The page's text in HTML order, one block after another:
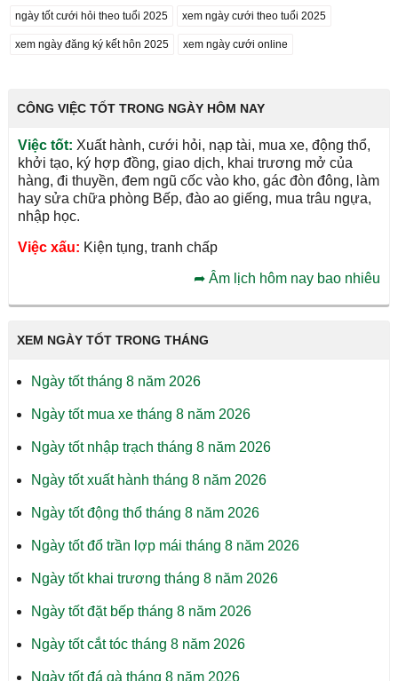
ngày tốt cưới hỏi theo tuổi 2025 xem ngày cưới theo tuổi 2025
xem ngày đăng ký kết hôn 2025 xem ngày cưới online
CÔNG VIỆC TỐT TRONG NGÀY HÔM NAY
Việc tốt: Xuất hành, cưới hỏi, nạp tài, mua xe, động thổ,
khởi tạo, ký hợp đồng, giao dịch, khai trương mở của
hàng, đi thuyền, đem ngũ cốc vào kho, gác đòn đông, làm
hay sửa chữa phòng Bếp, đào ao giếng, mua trâu ngựa,
nhập học.
Việc xấu: Kiện tụng, tranh chấp
➦Âm lịch hôm nay bao nhiêu
XEM NGÀY TỐT TRONG THÁNG
Ngày tốt tháng 8 năm 2026
Ngày tốt mua xe tháng 8 năm 2026
Ngày tốt nhập trạch tháng 8 năm 2026
Ngày tốt xuất hành tháng 8 năm 2026
Ngày tốt động thổ tháng 8 năm 2026
Ngày tốt đổ trần lợp mái tháng 8 năm 2026
Ngày tốt khai trương tháng 8 năm 2026
Ngày tốt đặt bếp tháng 8 năm 2026
Ngày tốt cắt tóc tháng 8 năm 2026
Ngày tốt đá gà tháng 8 năm 2026